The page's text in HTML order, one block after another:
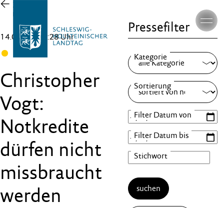
Zur
Übersicht
14.02.25 , 15:28 Uhr
Christopher
Vogt:
Notkredite
dürfen nicht
missbraucht
werden
Pressefilter
suchen